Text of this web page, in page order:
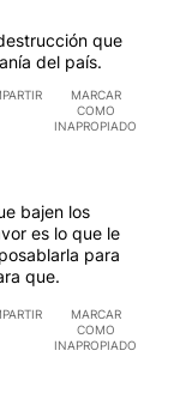
que
del país.
MARCAR
COMO
INAPROPIADO
bajen los
es lo que le
para
que.
MARCAR
COMO
INAPROPIADO